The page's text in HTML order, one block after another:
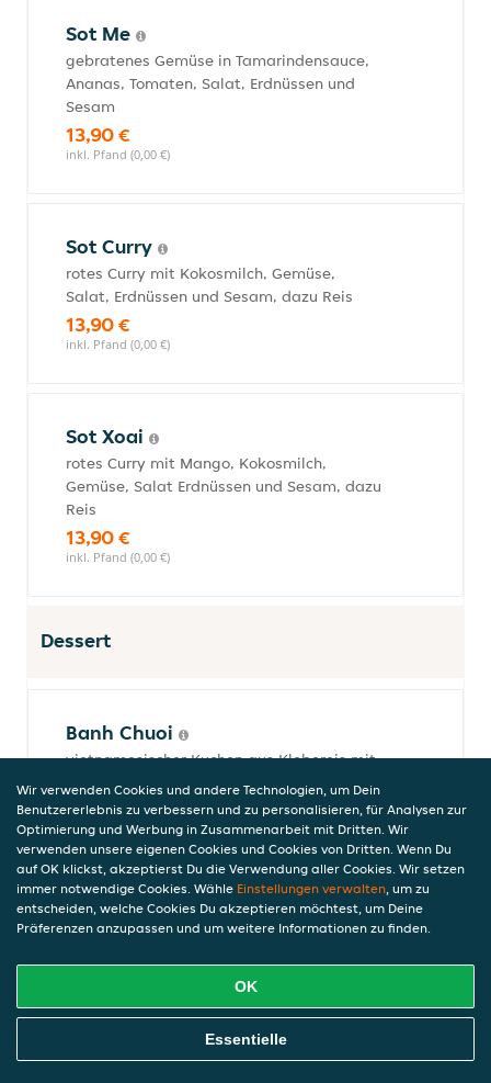
Sot Me
gebratenes Gemüse in Tamarindensauce,
Ananas, Tomaten, Salat, Erdnüssen und
Sesam
13,90 €
inkl. Pfand (0,00 €)
Sot Curry
rotes Curry mit Kokosmilch, Gemüse,
Salat, Erdnüssen und Sesam, dazu Reis
13,90 €
inkl. Pfand (0,00 €)
Sot Xoai
rotes Curry mit Mango, Kokosmilch,
Gemüse, Salat Erdnüssen und Sesam, dazu
Reis
13,90 €
inkl. Pfand (0,00 €)
Dessert
Banh Chuoi
vietnamesischer Kuchen aus Klebereis mit
einer Füllung aus Bananen, serviert mit
Kokosmilch
6,00 €
inkl. Pfand (0,00 €)
hausgemachte gebackene Banane
inkl. Pfand (0,00 €)
Online Essen Bestellen
Wir verwenden Cookies und andere Technologien, um Dein
Benutzererlebnis zu verbessern und zu personalisieren, für Analysen zur
Optimierung und Werbung in Zusammenarbeit mit Dritten. Wir
verwenden unsere eigenen Cookies und Cookies von Dritten. Wenn Du
auf OK klickst, akzeptierst Du die Verwendung aller Cookies. Wir setzen
immer notwendige Cookies. Wähle Einstellungen verwalten, um zu
entscheiden, welche Cookies Du akzeptieren möchtest, um Deine
Präferenzen anzupassen und um weitere Informationen zu finden.
OK
Essentielle